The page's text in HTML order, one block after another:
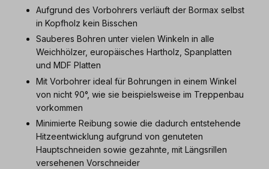
Aufgrund des Vorbohrers verläuft der Bormax selbst
in Kopfholz kein Bisschen
Sauberes Bohren unter vielen Winkeln in alle
Weichhölzer, europäisches Hartholz, Spanplatten
und MDF Platten
Mit Vorbohrer ideal für Bohrungen in einem Winkel
von nicht 90°, wie sie beispielsweise im Treppenbau
vorkommen
Minimierte Reibung sowie die dadurch entstehende
Hitzeentwicklung aufgrund von genuteten
Hauptschneiden sowie gezahnte, mit Längsrillen
versehenen Vorschneider